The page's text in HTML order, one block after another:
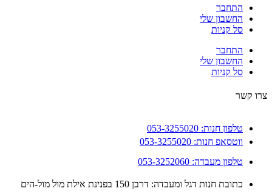
התחבר
החשבון שלי
סל קניות
התחבר
החשבון שלי
סל קניות
קשר
טלפון חנות: 053-3255020
ווטסאפ חנות: 053-3255020
טלפון מעבדה: 053-3252060
כתובת חנות דגל ומעבדה: דרבן 150 בפנינת אילת מול מול-הים